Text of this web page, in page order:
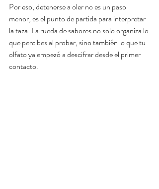
Por eso, detenerse a oler no es un paso
menor, es el punto de partida para interpretar
la taza. La rueda de sabores no solo organiza lo
que percibes al probar, sino también lo que tu
olfato ya empezó a descifrar desde el primer
contacto.